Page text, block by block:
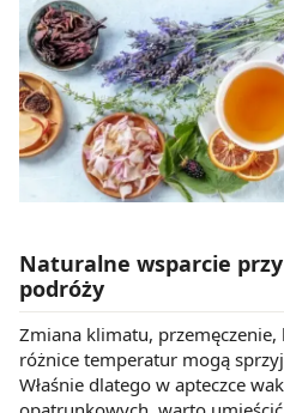
Naturalne wsparcie
podróży
Zmiana klimatu, przemęczenie,
różnice temperatur mogą
Właśnie dlatego w apteczce